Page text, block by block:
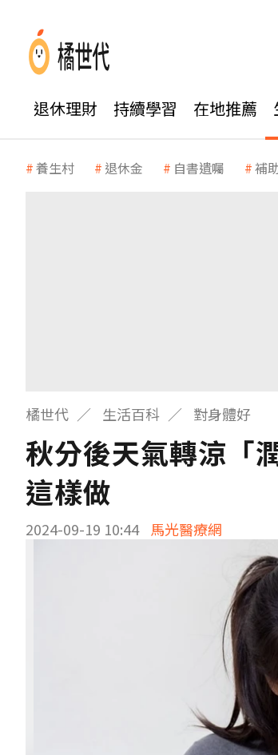
退休理財 持續學習 在地推薦
養生村 退休金 自書遺囑 補
橘世代 生活百科 對身體好
秋分後天氣轉涼「
這樣做
2024-09-19 10:44 馬光醫療網